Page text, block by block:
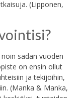
(Lipponen,
sadan vuoden
on ensin ollut
ja tekijöihin,
(Manka & Manka,